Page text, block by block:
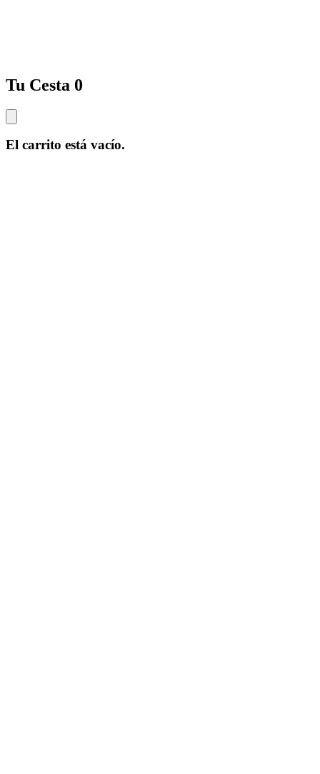
Tu Cesta 0
El carrito está vacío.